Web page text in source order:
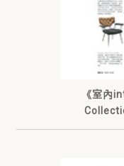
《室內